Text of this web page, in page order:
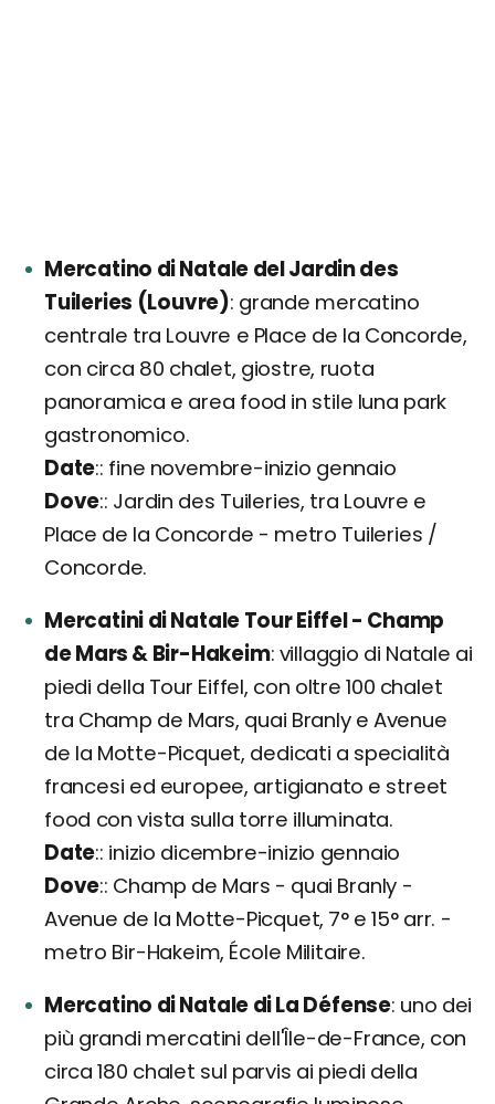
Mercatino di Natale del Jardin des
Tuileries (Louvre) grande mercatino
centrale tra Louvre e Place de la Concorde,
con circa 80 chalet, giostre, ruota
panoramica e area food in stile luna park
gastronomico.
Date : fine novembre-inizio gennaio
Dove : Jardin des Tuileries, tra Louvre e
Place de la Concorde - metro Tuileries /
Concorde.
Mercatini di Natale Tour Eiffel - Champ
de Mars & Bir-Hakeim villaggio di Natale ai
piedi della Tour Eiffel, con oltre 100 chalet
tra Champ de Mars, quai Branly e Avenue
de la Motte-Picquet, dedicati a specialità
francesi ed europee, artigianato e street
food con vista sulla torre illuminata.
Date : inizio dicembre-inizio gennaio
Dove : Champ de Mars - quai Branly -
Avenue de la Motte-Picquet, 7° e 15° arr. -
metro Bir-Hakeim, École Militaire.
Mercatino di Natale di La Défense uno dei
più grandi mercatini dell'Île-de-France, con
circa 180 chalet sul parvis ai piedi della